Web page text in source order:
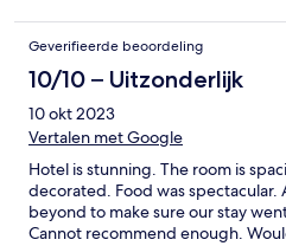
Geverifieerde beoordeling
10/10 – Uitzonderlijk
10 okt 2023
Vertalen met Google
Hotel is stunning. The room is
decorated. Food was
beyond to make sure our stay
Cannot recommend enough.